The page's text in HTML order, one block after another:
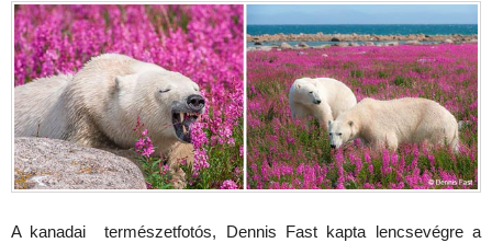
A kanadai természetfotós, Dennis Fast kapta lencsevégre a